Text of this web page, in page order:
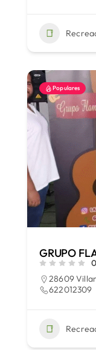
Populares
GRUPO
28609
622012309